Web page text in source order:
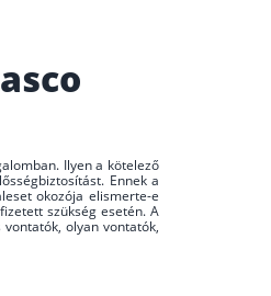
Ilyen a kötelező
Ennek a
okozója elismerte-e
szükség esetén. A
olyan vontatók,